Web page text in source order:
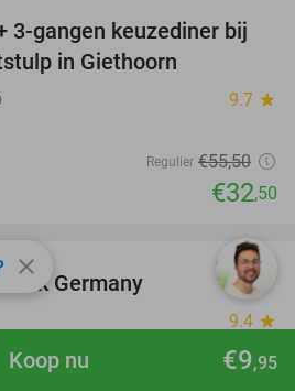
€9,95
Koop nu
41%
3-gangen keuzediner bij
in Giethoorn
9.7 star
Regulier €55,50
€32,50
38%
Germany
9.4 star
close